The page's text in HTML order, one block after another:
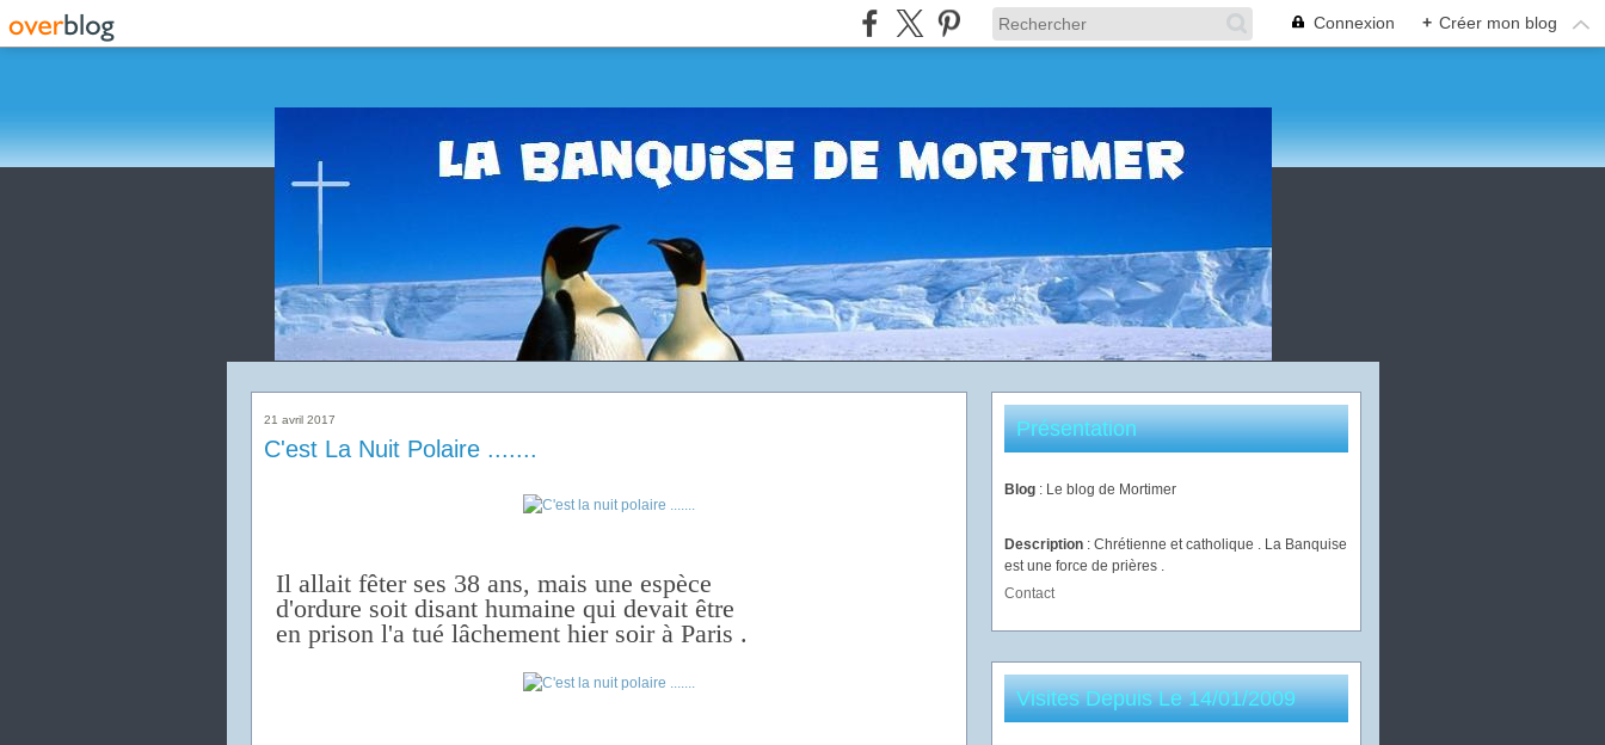
Connexion + Créer mon blog
21 avril 2017
C'est La Nuit Polaire .......
Il allait fêter ses 38 ans, mais une espèce
d'ordure soit disant humaine qui devait être
en prison l'a tué lâchement hier soir à Paris .
Présentation
Blog : Le blog de Mortimer
Description : Chrétienne et catholique . La Banquise
est une force de prières .
Contact
Visites Depuis Le 14/01/2009